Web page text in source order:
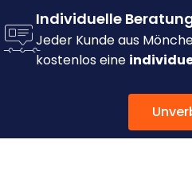
Individuelle
Jeder Kunde aus
kostenlos eine